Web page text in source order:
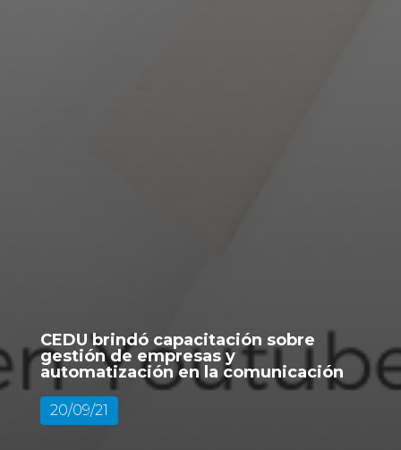
CEDU brindó capacitación sobre
gestión de empresas y
automatización en la comunicación
20/09/21